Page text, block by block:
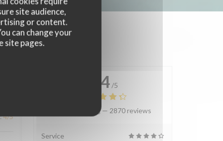
site audience,
or content.
can change your
site pages.
4/5
4.4 /5
Average rating — 2870 reviews
Service